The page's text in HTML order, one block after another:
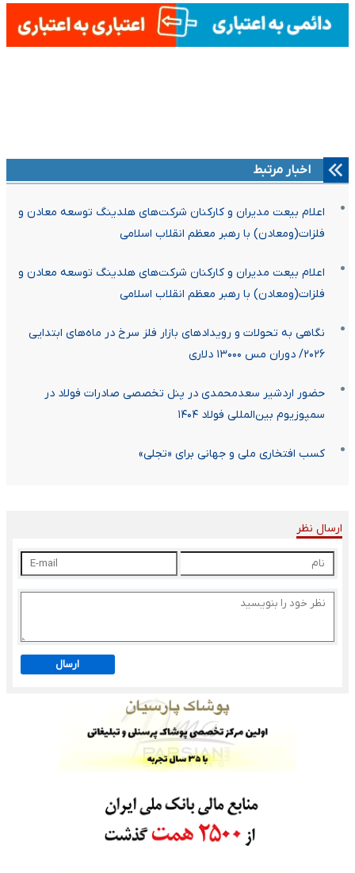
اخبار مرتبط
اعلام بیعت مدیران و کارکنان شرکت‌‌های هلدینگ توسعه معادن و
فلزات(ومعادن) با رهبر معظم انقلاب اسلامی
اعلام بیعت مدیران و کارکنان شرکت‌‌های هلدینگ توسعه معادن و
فلزات(ومعادن) با رهبر معظم انقلاب اسلامی
نگاهی به تحولات و رویدادهای بازار فلز سرخ در ماه‌های ابتدایی
۲۰۲۶/ دوران مس ۱۳۰۰۰ دلاری
حضور اردشیر سعدمحمدی در پنل تخصصی صادرات فولاد در
سمپوزیوم بین‌المللی فولاد ۱۴۰۴
کسب افتخاری ملی و جهانی برای «تجلی»
ارسال نظر
ارسال